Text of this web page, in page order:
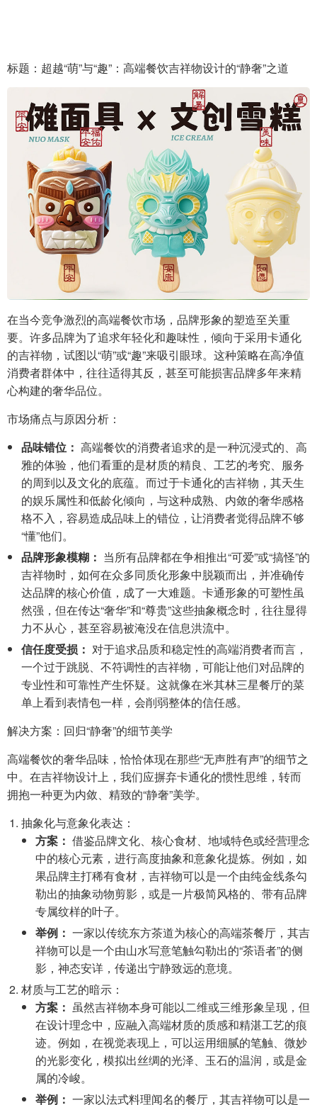
标题：超越“萌”与“趣”：高端餐饮吉祥物设计的“静奢”之道
在当今竞争激烈的高端餐饮市场，品牌形象的塑造至关重
要。许多品牌为了追求年轻化和趣味性，倾向于采用卡通化
的吉祥物，试图以“萌”或“趣”来吸引眼球。这种策略在高净值
消费者群体中，往往适得其反，甚至可能损害品牌多年来精
心构建的奢华品位。
市场痛点与原因分析：
品味错位： 高端餐饮的消费者追求的是一种沉浸式的、高
雅的体验，他们看重的是材质的精良、工艺的考究、服务
的周到以及文化的底蕴。而过于卡通化的吉祥物，其天生
的娱乐属性和低龄化倾向，与这种成熟、内敛的奢华感格
格不入，容易造成品味上的错位，让消费者觉得品牌不够
“懂”他们。
品牌形象模糊： 当所有品牌都在争相推出“可爱”或“搞怪”的
吉祥物时，如何在众多同质化形象中脱颖而出，并准确传
达品牌的核心价值，成了一大难题。卡通形象的可塑性虽
然强，但在传达“奢华”和“尊贵”这些抽象概念时，往往显得
力不从心，甚至容易被淹没在信息洪流中。
信任度受损： 对于追求品质和稳定性的高端消费者而言，
一个过于跳脱、不符调性的吉祥物，可能让他们对品牌的
专业性和可靠性产生怀疑。这就像在米其林三星餐厅的菜
单上看到表情包一样，会削弱整体的信任感。
解决方案：回归“静奢”的细节美学
高端餐饮的奢华品味，恰恰体现在那些“无声胜有声”的细节之
中。在吉祥物设计上，我们应摒弃卡通化的惯性思维，转而
拥抱一种更为内敛、精致的“静奢”美学。
抽象化与意象化表达：
方案： 借鉴品牌文化、核心食材、地域特色或经营理念
中的核心元素，进行高度抽象和意象化提炼。例如，如
果品牌主打稀有食材，吉祥物可以是一个由纯金线条勾
勒出的抽象动物剪影，或是一片极简风格的、带有品牌
专属纹样的叶子。
举例： 一家以传统东方茶道为核心的高端茶餐厅，其吉
祥物可以是一个由山水写意笔触勾勒出的“茶语者”的侧
影，神态安详，传递出宁静致远的意境。
材质与工艺的暗示：
方案： 虽然吉祥物本身可能以二维或三维形象呈现，但
在设计理念中，应融入高端材质的质感和精湛工艺的痕
迹。例如，在视觉表现上，可以运用细腻的笔触、微妙
的光影变化，模拟出丝绸的光泽、玉石的温润，或是金
属的冷峻。
举例： 一家以法式料理闻名的餐厅，其吉祥物可以是一